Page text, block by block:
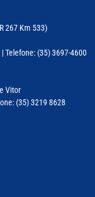
267 Km 533)
Telefone: (35) 3697-4600
Vitor
(35) 3219 8628